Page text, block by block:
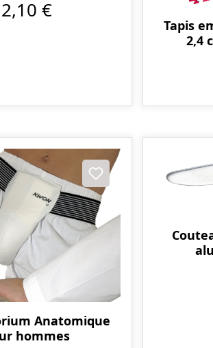
2,10 €
Tapis
2,4
Anatomique
hommes